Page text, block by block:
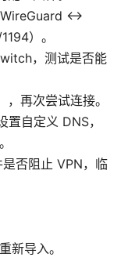
WireGuard ↔
）。
，测试是否能
再次尝试连接。
自定义 DNS，
否阻止 VPN，临
新导入。